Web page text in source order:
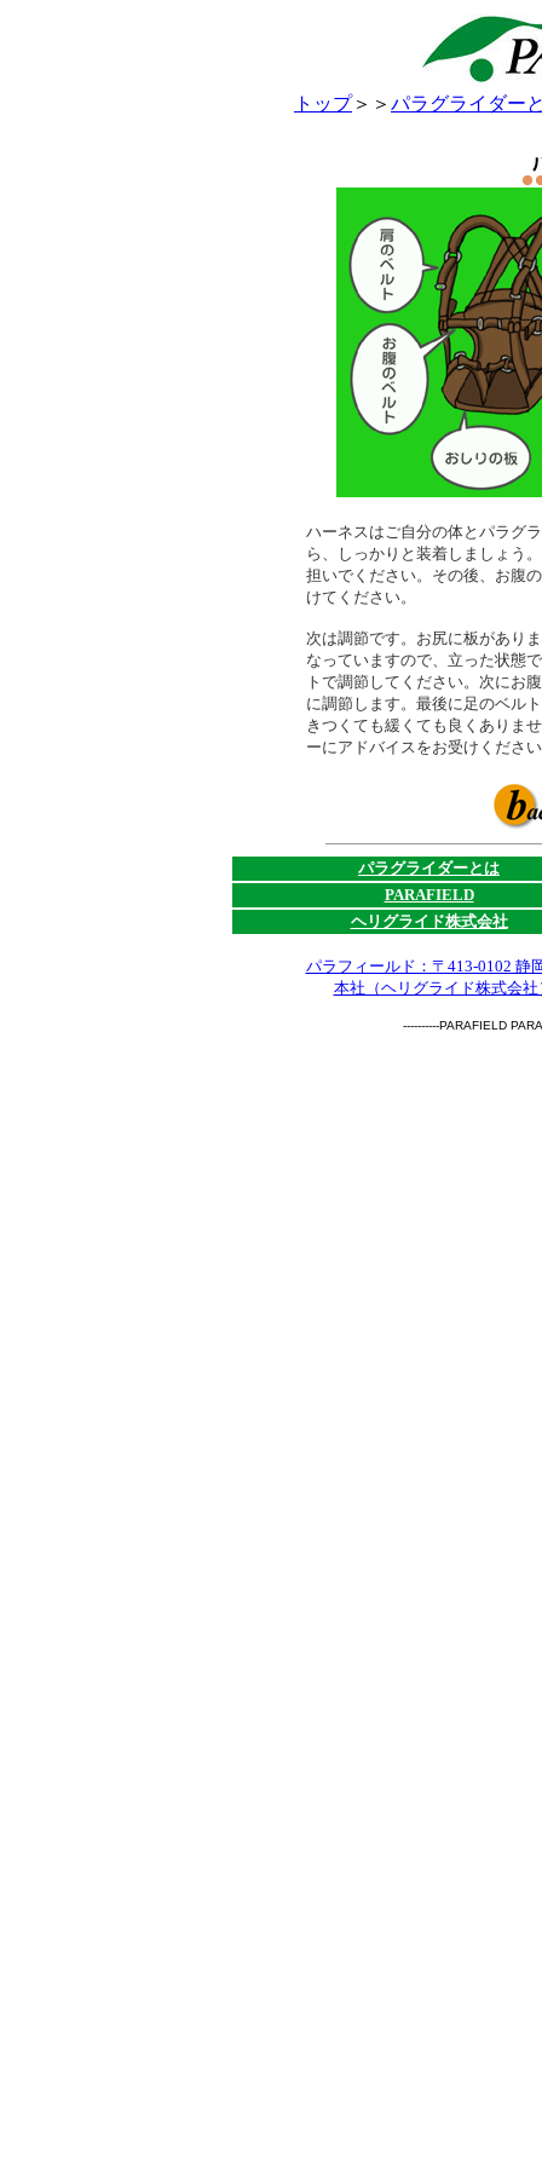
トップ＞＞ パラグライダー
ハーネスはご自分の体とパラグ
ら、しっかりと装着しましょう
担いでください。その後、お腹
けてください。
次は調節です。お尻に板があり
なっていますので、立った状態
トで調節してください。次にお
に調節します。最後に足のベル
きつくても緩くても良くありま
ーにアドバイスをお受けくださ
パラグライダーとは
PARAFIELD
ヘリグライド株式会社
パラフィールド：〒413-0102 静
本社（ヘリグライド株式会
----------PARAFIELD